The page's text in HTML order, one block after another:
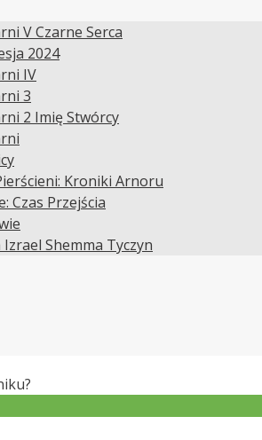
V Czarne Serca
2024
IV
3
2 Imię Stwórcy
Kroniki Arnoru
Czas Przejścia
Izrael Shemma Tyczyn